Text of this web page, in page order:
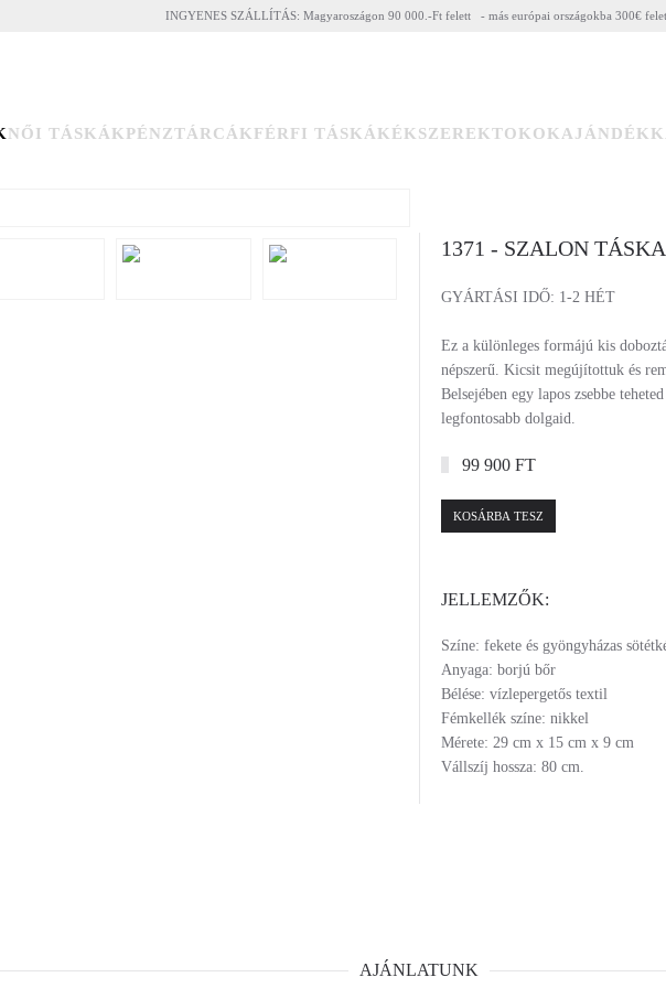
INGYENES SZÁLLÍTÁS: Magyaroszágon 90 000.-Ft felett - más európai országokba 300€
NŐI TÁSKÁK PÉNZTÁRCÁK FÉRFI TÁSKÁK ÉKSZEREKTOKOK
1371 - SZALON TÁSKA
GYÁRTÁSI IDŐ: 1-2 HÉT
Ez a különleges formájú kis
népszerű. Kicsit megújítottuk és
Belsejében egy lapos zsebbe
legfontosabb dolgaid.
99 900 FT
KOSÁRBA TESZ
JELLEMZŐK:
Színe: fekete és gyöngyházas
Anyaga: borjú bőr
Bélése: vízlepergetős textil
Fémkellék színe: nikkel
Mérete: 29 cm x 15 cm x 9 cm
Vállszíj hossza: 80 cm.
AJÁNLATUNK